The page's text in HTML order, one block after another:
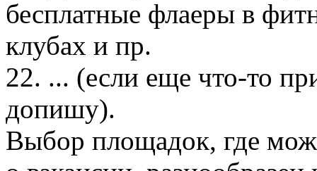
бесплатные флаеры в
клубах и пр.
22. ... (если еще что-то
допишу).
Выбор площадок, где